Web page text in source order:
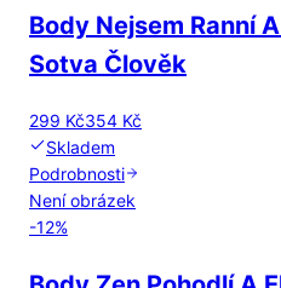
Body Nejsem Ranní
Sotva Člověk
299 Kč354 Kč
Skladem
Podrobnosti
Není obrázek
-12%